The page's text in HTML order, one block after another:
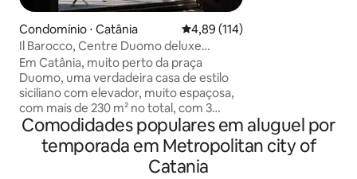
Condomínio ⋅ Catânia 4,89 de uma avaliação média de
4,89 (114)
Il Barocco, Centre Duomo deluxe
apartamento 230mq2
Em Catânia, muito perto da praça
Duomo, uma verdadeira casa de estilo
siciliano com elevador, muito espaçosa,
com mais de 230 m² no total, com 3
quartos e 3 banheiros privativos e 1
banheiro extra, total de 4 banheiros,
cozinha compacta, sala de estar
espaçosa, duas varandas com vista
Comodidades populares em aluguel por
temporada em Metropolitan city of
Catania